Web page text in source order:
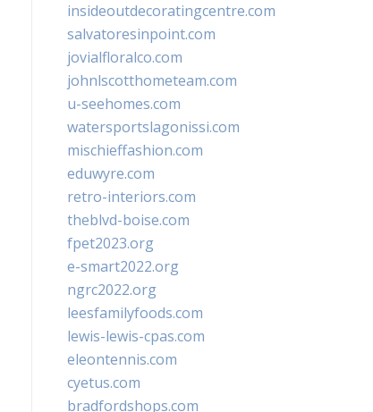
insideoutdecoratingcentre.com
salvatoresinpoint.com
jovialfloralco.com
johnlscotthometeam.com
u-seehomes.com
watersportslagonissi.com
mischieffashion.com
eduwyre.com
retro-interiors.com
theblvd-boise.com
fpet2023.org
e-smart2022.org
ngrc2022.org
leesfamilyfoods.com
lewis-lewis-cpas.com
eleontennis.com
cyetus.com
bradfordshops.com